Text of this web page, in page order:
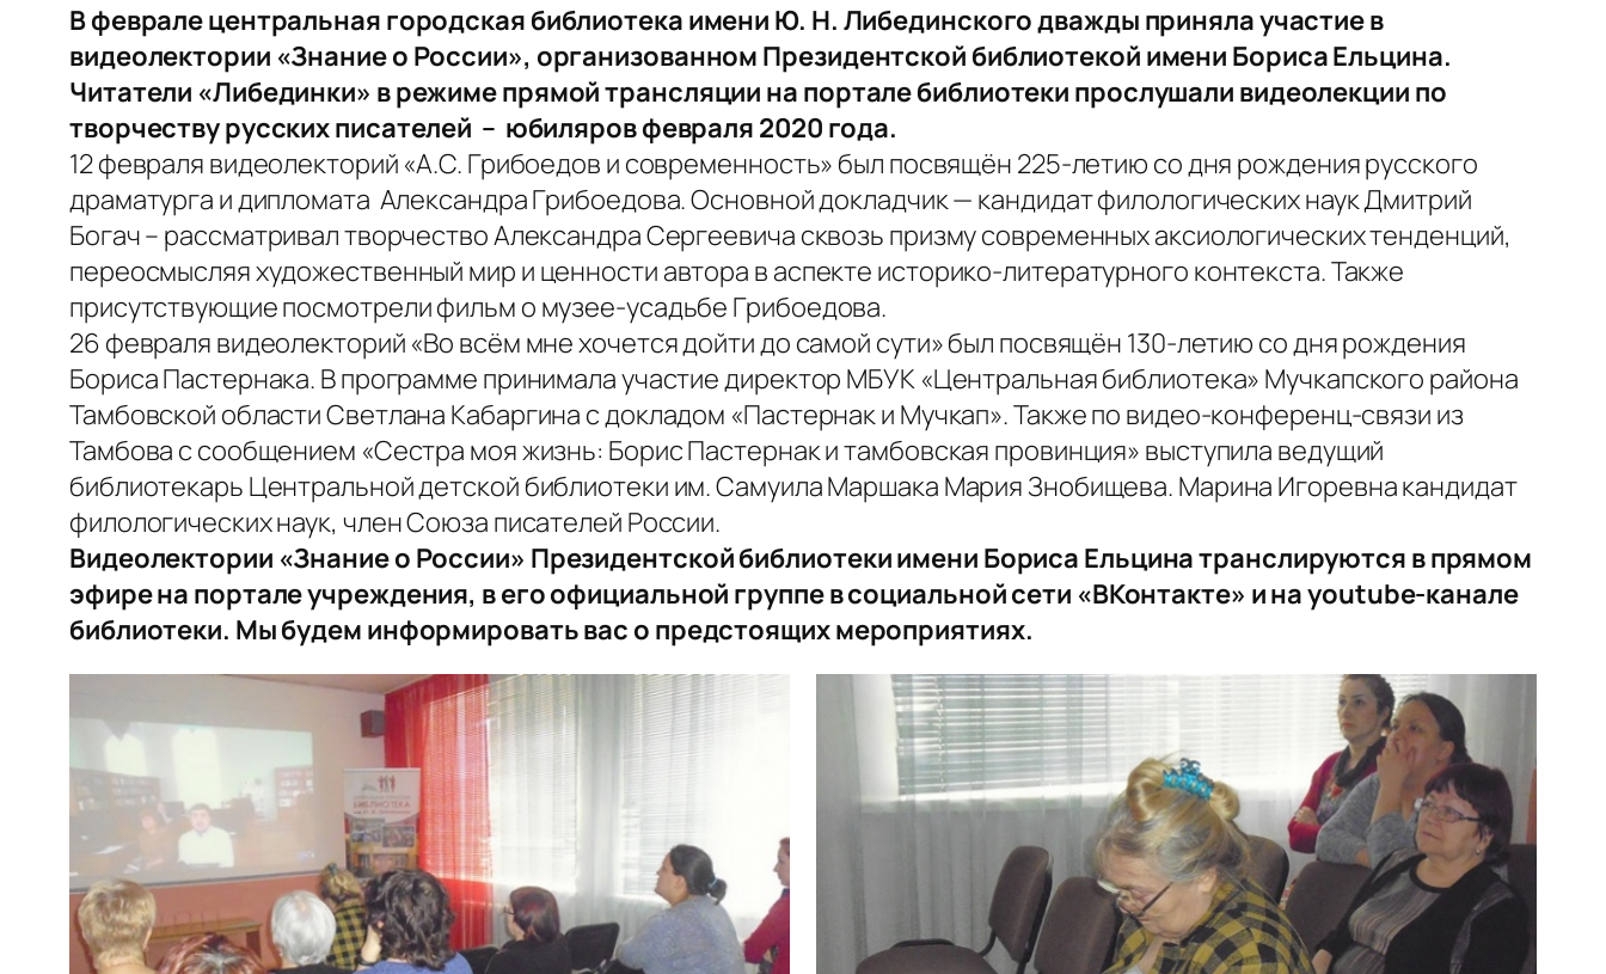
В феврале центральная городская библиотека имени Ю. Н. Либединского дважды приняла участие в
видеолектории «Знание о России», организованном Президентской библиотекой имени Бориса Ельцина.
Читатели «Либединки» в режиме прямой трансляции на портале библиотеки прослушали видеолекции по
творчеству русских писателей – юбиляров февраля 2020 года.
12 февраля видеолекторий «А.С. Грибоедов и современность» был посвящён 225-летию со дня рождения русского
драматурга и дипломата Александра Грибоедова. Основной докладчик — кандидат филологических наук Дмитрий
Богач – рассматривал творчество Александра Сергеевича сквозь призму современных аксиологических тенденций,
переосмысляя художественный мир и ценности автора в аспекте историко-литературного контекста. Также
присутствующие посмотрели фильм о музее-усадьбе Грибоедова.
26 февраля видеолекторий «Во всём мне хочется дойти до самой сути» был посвящён 130-летию со дня рождения
Бориса Пастернака. В программе принимала участие директор МБУК «Центральная библиотека» Мучкапского района
Тамбовской области Светлана Кабаргина с докладом «Пастернак и Мучкап». Также по видео-конференц-связи из
Тамбова с сообщением «Сестра моя жизнь: Борис Пастернак и тамбовская провинция» выступила ведущий
библиотекарь Центральной детской библиотеки им. Самуила Маршака Мария Знобищева. Марина Игоревнакандидат
филологических наук, член Союза писателей России.
Видеолектории «Знание о России» Президентской библиотеки имени Бориса Ельцина транслируются в прямом
эфире на портале учреждения, в его официальной группе в социальной сети «ВКонтакте» и на youtube-канале
библиотеки. Мы будем информировать вас о предстоящих мероприятиях.